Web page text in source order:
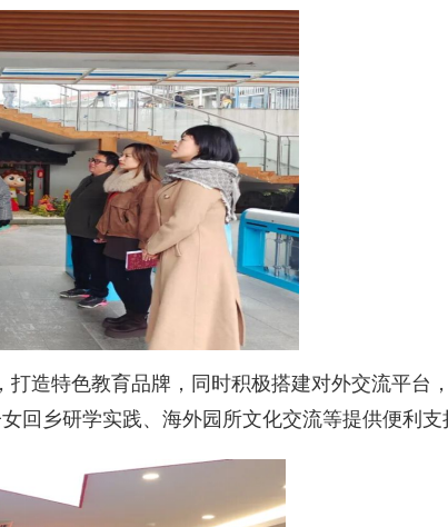
造特色教育品牌，同时积极搭建对外交流平台
回乡研学实践、海外园所文化交流等提供便利支